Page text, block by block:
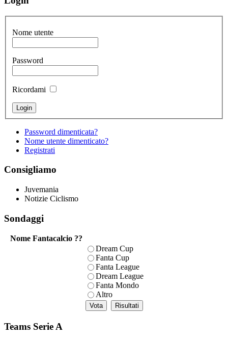
Nome utente
Password
Ricordami
Password dimenticata?
Nome utente dimenticato?
Registrati
Consigliamo
Juvemania
Notizie Ciclismo
Sondaggi
Nome Fantacalcio ??
Dream Cup
Fanta Cup
Fanta League
Dream League
Fanta Mondo
Altro
Teams Serie A